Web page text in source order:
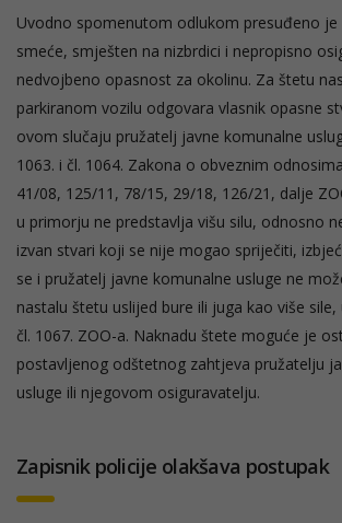
Uvodno spomenutom odlukom presuđeno
smeće, smješten na nizbrdici i nepropisno
nedvojbeno opasnost za okolinu. Za štetu
parkiranom vozilu odgovara vlasnik opasne
ovom slučaju pružatelj javne komunalne
1063. i čl. 1064. Zakona o obveznim
41/08, 125/11, 78/15, 29/18, 126/21, dalje
u primorju ne predstavlja višu silu, odnosno
izvan stvari koji se nije mogao spriječiti,
se i pružatelj javne komunalne usluge ne
nastalu štetu uslijed bure ili juga kao više
čl. 1067. ZOO-a. Naknadu štete moguće je
postavljenog odštetnog zahtjeva pružatelju
usluge ili njegovom osiguravatelju.
Zapisnik policije olakšava postupak